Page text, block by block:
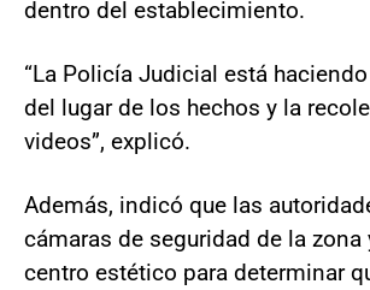
dentro del establecimiento.
“La Policía Judicial está
del lugar de los hechos y la
videos”, explicó.
Además, indicó que las
cámaras de seguridad de la
centro estético para determinar